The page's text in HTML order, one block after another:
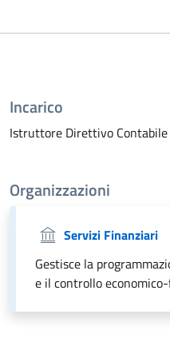
Incarico
Istruttore Direttivo Contabile
Organizzazioni
Servizi Finanziari
Gestisce la
e il controllo